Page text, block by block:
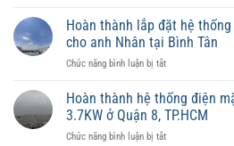
có
lưu
NLMT
phù
hợp
từng
tích
mặt
trời
có
ảnh
đến
giá
trị
tài
Hoàn thành lắp đặt hệ
cho anh Nhân tại Bình Tân
Chức năng bình luận bị tắtở
thành
lắp
đặt
hệ
Hoàn thành hệ thống điện
3.7KW ở Quận 8, TP.HCM
Chức năng bình luận bị tắtở